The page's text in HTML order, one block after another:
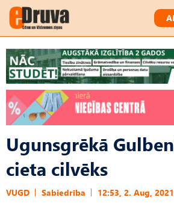
Ugunsgrēkā
cieta cilvēks
VUGD Sabiedrība 12:53, 2. Aug, 2021